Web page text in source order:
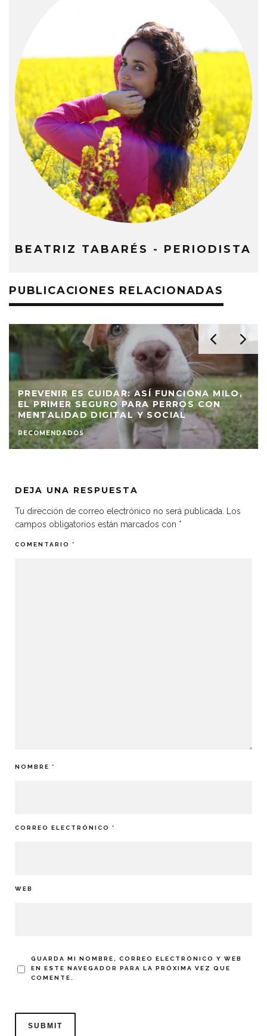
BEATRIZ TABARÉS - PERIODISTA
PUBLICACIONES RELACIONADAS
PREVENIR ES CUIDAR: ASÍ FUNCIONA MILO,
EL PRIMER SEGURO PARA PERROS CON
MENTALIDAD DIGITAL Y SOCIAL
RECOMENDADOS
DEJA UNA RESPUESTA
Tu dirección de correo electrónico no será publicada.
Los
campos obligatorios están marcados con *
COMENTARIO *
NOMBRE *
CORREO ELECTRÓNICO *
WEB
GUARDA MI NOMBRE, CORREO ELECTRÓNICO Y WEB
EN ESTE NAVEGADOR PARA LA PRÓXIMA VEZ QUE
COMENTE.